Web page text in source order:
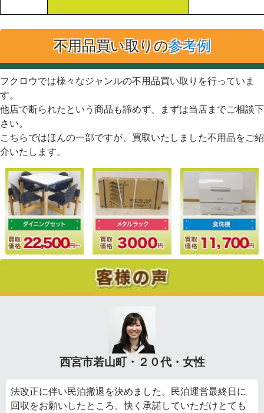
不用品買い取りの参考例
フクロウでは様々なジャンルの不用品買い取りを行っていま
す。
他店で断られたという商品も諦めず、まずは当店までご相談下
さい。
こちらではほんの一部ですが、買取いたしました不用品をご紹
介いたします。
西宮市若山町・２０代・女性
法改正に伴い民泊撤退を決めました。民泊運営最終日に
回収をお願いしたところ、快く承諾していただけとても